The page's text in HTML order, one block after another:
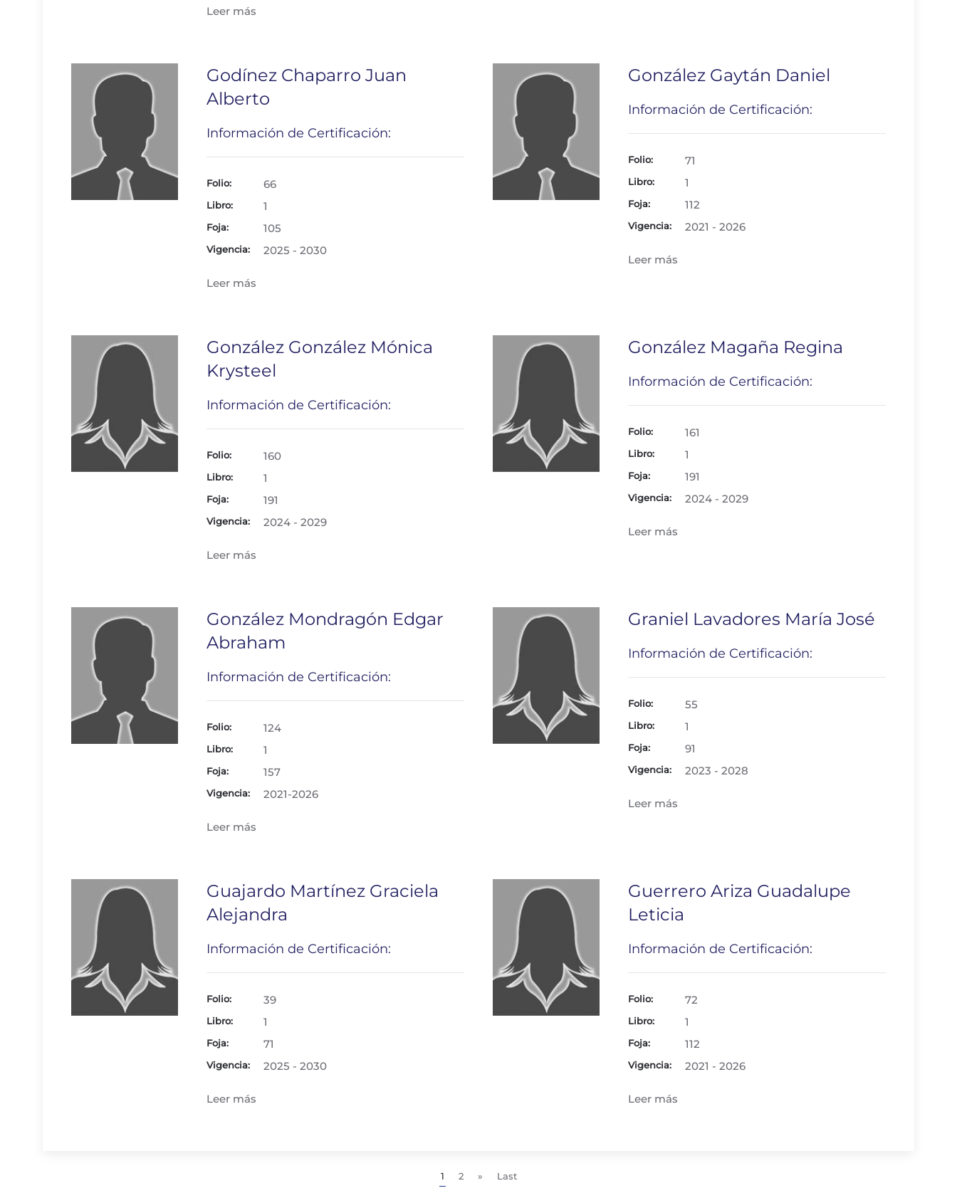
Leer más
Godínez Chaparro Juan
Alberto
Información de Certificación:
Folio: 66
Libro: 1
Foja: 105
Vigencia: 2025 - 2030
Leer más
González Gaytán Daniel
Información de Certificación:
Folio: 71
Libro: 1
Foja: 112
Vigencia: 2021 - 2026
Leer más
González González Mónica
Krysteel
Información de Certificación:
Folio: 160
Libro: 1
Foja: 191
Vigencia: 2024 - 2029
Leer más
González Magaña Regina
Información de Certificación:
Folio: 161
Libro: 1
Foja: 191
Vigencia: 2024 - 2029
Leer más
González Mondragón Edgar
Abraham
Información de Certificación:
Folio: 124
Libro: 1
Foja: 157
Vigencia: 2021-2026
Leer más
Graniel Lavadores María José
Información de Certificación:
Folio: 55
Libro: 1
Foja: 91
Vigencia: 2023 - 2028
Leer más
Guajardo Martínez Graciela
Alejandra
Información de Certificación:
Folio: 39
Libro: 1
Foja: 71
Vigencia: 2025 - 2030
Leer más
Guerrero Ariza Guadalupe
Leticia
Información de Certificación:
Folio: 72
Libro: 1
Foja: 112
Vigencia: 2021 - 2026
Leer más
1 2 » Last